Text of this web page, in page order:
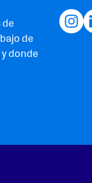
de
de
donde